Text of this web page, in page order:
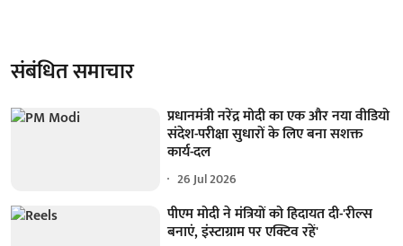
संबंधित समाचार
प्रधानमंत्री नरेंद्र मोदी का एक और नया वीडियो
संदेश-परीक्षा सुधारों के लिए बना सशक्त
कार्य-दल
26 Jul 2026
पीएम मोदी ने मंत्रियों को हिदायत दी-'रील्स
बनाएं, इंस्टाग्राम पर एक्टिव रहें'